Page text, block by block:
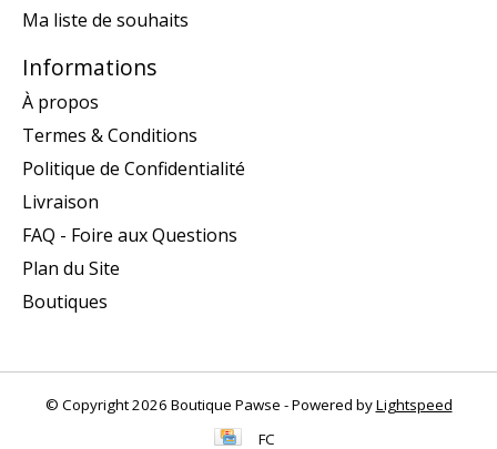
Ma liste de souhaits
Informations
À propos
Termes & Conditions
Politique de Confidentialité
Livraison
FAQ - Foire aux Questions
Plan du Site
Boutiques
© Copyright 2026 Boutique Pawse - Powered byLightspeed
FC